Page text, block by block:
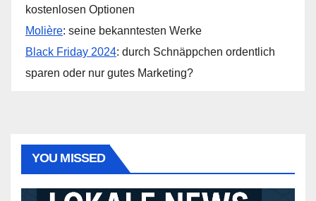
kostenlosen Optionen
Molière: seine bekanntesten Werke
Black Friday 2024: durch Schnäppchen ordentlich
sparen oder nur gutes Marketing?
YOU MISSED